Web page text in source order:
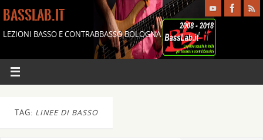
BASSLAB.IT
LEZIONI BASSO E CONTRABBASSO BOLOGNA
TAG: LINEE DI BASSO